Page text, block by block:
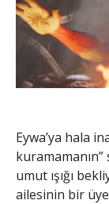
Eywa’ya hala
kuramamanın”
umut ışığı
ailesinin bir